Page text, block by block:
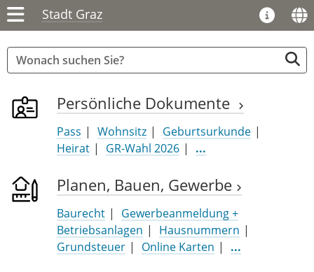
Stadt Graz
Persönliche Dokumente
Pass Wohnsitz
Geburtsurkunde
Heirat
GR-Wahl 2026 ...
Planen, Bauen, Gewerbe
Baurecht
Gewerbeanmeldung +
Betriebsanlagen
Hausnummern
Grundsteuer
Online Karten ...